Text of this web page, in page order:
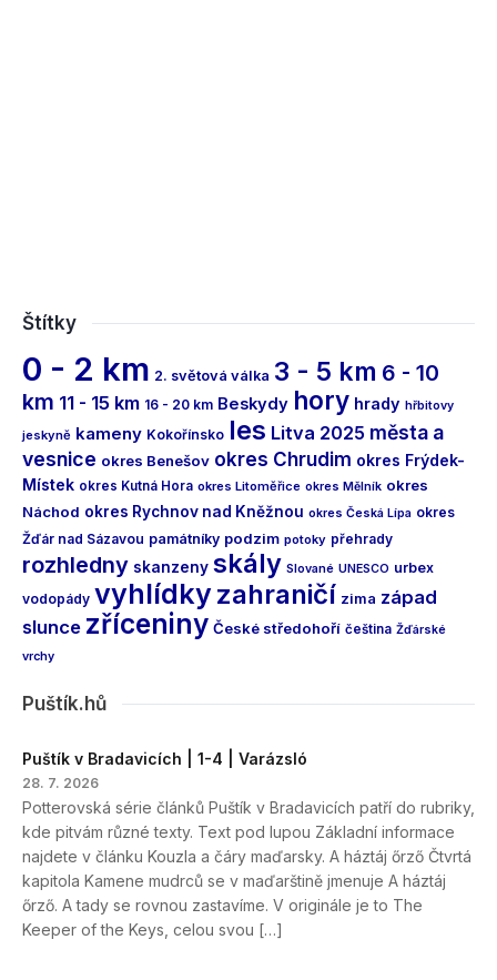
Štítky
0 - 2 km 2. světová válka 3 - 5 km 6 - 10
km 11 - 15 km 16 - 20 km Beskydy hory hrady hřbitovy
jeskyně kameny Kokořínsko les Litva 2025 města a
vesnice okres Benešov okres Chrudim okres Frýdek-
Místek okres Kutná Hora okres Litoměřice okres Mělník okres
Náchod okres Rychnov nad Kněžnou okres Česká Lípa okres
Žďár nad Sázavou památníky podzim potoky přehrady
rozhledny skanzeny skály Slované UNESCO urbex
vodopády vyhlídkyzahraničí zima západ
slunce zříceniny České středohoří čeština Žďárské
vrchy
Puštík.hů
Puštík v Bradavicích | 1-4 | Varázsló
28. 7. 2026
Potterovská série článků Puštík v Bradavicích patří do rubriky,
kde pitvám různé texty. Text pod lupou Základní informace
najdete v článku Kouzla a čáry maďarsky. A háztáj őrző Čtvrtá
kapitola Kamene mudrců se v maďarštině jmenuje A háztáj
őrző. A tady se rovnou zastavíme. V originále je to The
Keeper of the Keys, celou svou […]